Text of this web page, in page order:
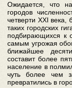
Ожидается, что
городов
четверти XXI века,
таких городских
подбирающихся к
самым угрожая
ближайшее
составит более
население в
чуть более чем
превратились в